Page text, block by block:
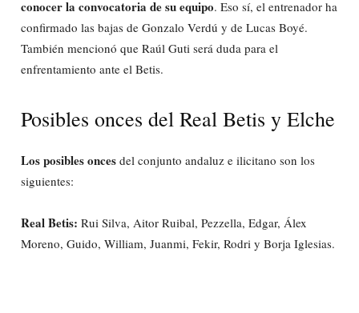
conocer la convocatoria de su equipo. Eso sí, el entrenador ha
confirmado las bajas de Gonzalo Verdú y de Lucas Boyé.
También mencionó que Raúl Guti será duda para el
enfrentamiento ante el Betis.
Posibles onces del Real Betis y Elche
Los posibles onces del conjunto andaluz e ilicitano son los
siguientes:
Real Betis: Rui Silva, Aitor Ruibal, Pezzella, Edgar, Álex
Moreno, Guido, William, Juanmi, Fekir, Rodri y Borja Iglesias.